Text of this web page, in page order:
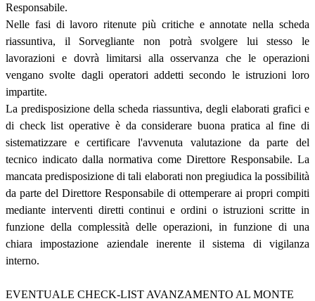
Responsabile.
Nelle fasi di lavoro ritenute più critiche e annotate nella scheda
riassuntiva, il Sorvegliante non potrà svolgere lui stesso le
lavorazioni e dovrà limitarsi alla osservanza che le operazioni
vengano svolte dagli operatori addetti secondo le istruzioni loro
impartite.
La predisposizione della scheda riassuntiva, degli elaborati grafici e
di check list operative è da considerare buona pratica al fine di
sistematizzare e certificare l'avvenuta valutazione da parte del
tecnico indicato dalla normativa come Direttore Responsabile. La
mancata predisposizione di tali elaborati non pregiudica la possibilità
da parte del Direttore Responsabile di ottemperare ai propri compiti
mediante interventi diretti continui e ordini o istruzioni scritte in
funzione della complessità delle operazioni, in funzione di una
chiara impostazione aziendale inerente il sistema di vigilanza
interno.
EVENTUALE CHECK-LIST AVANZAMENTO AL MONTE